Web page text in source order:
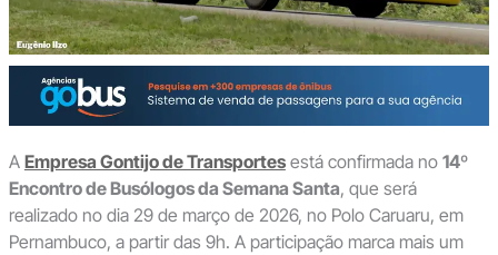
A Empresa Gontijo de Transportesestá confirmada no 14º
Encontro de Busólogos da Semana Santa, que será
realizado no dia 29 de março de 2026, no Polo Caruaru, em
Pernambuco, a partir das 9h. A participação marca mais um